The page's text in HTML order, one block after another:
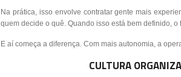
Na prática, isso envolve contratar gente mais
quem decide o quê. Quando isso está bem definido,
E aí começa a diferença. Com mais autonomia, a
CULTURA